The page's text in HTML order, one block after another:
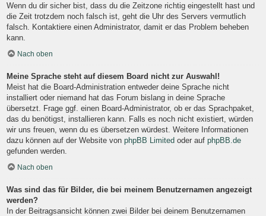
Wenn du dir sicher bist, dass du die Zeitzone richtig eingestellt hast und
die Zeit trotzdem noch falsch ist, geht die Uhr des Servers vermutlich
falsch. Kontaktiere einen Administrator, damit er das Problem beheben
kann.
Nach oben
Meine Sprache steht auf diesem Board nicht zur Auswahl!
Meist hat die Board-Administration entweder deine Sprache nicht
installiert oder niemand hat das Forum bislang in deine Sprache
übersetzt. Frage ggf. einen Board-Administrator, ob er das Sprachpaket,
das du benötigst, installieren kann. Falls es noch nicht existiert, würden
wir uns freuen, wenn du es übersetzen würdest. Weitere Informationen
dazu können auf der Website von phpBB Limited oder auf phpBB.de
gefunden werden.
Nach oben
Was sind das für Bilder, die bei meinem Benutzernamen angezeigt
werden?
In der Beitragsansicht können zwei Bilder bei deinem Benutzernamen